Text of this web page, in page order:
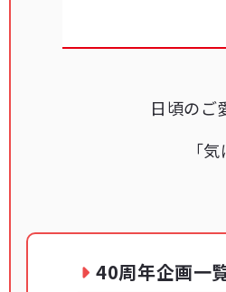
日頃のご
「
40周年企画一